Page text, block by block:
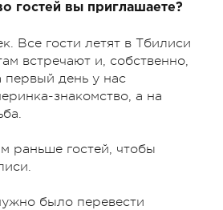
гостей вы приглашаете?
Все гости летят в Тбилиси
встречают и, собственно,
первый день у нас
знакомство, а на
раньше гостей, чтобы
было перевести